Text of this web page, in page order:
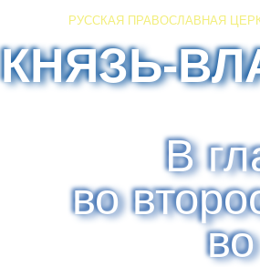
РУССКАЯ ПРАВОСЛАВНАЯ
КНЯЗЬ-
В
во